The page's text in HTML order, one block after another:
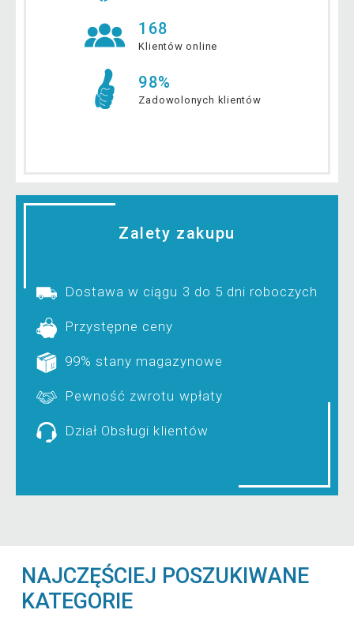
168
Klientów online
98%
Zadowolonych klientów
Zalety zakupu
Dostawa w ciągu 3 do 5 dni roboczych
Przystępne ceny
99% stany magazynowe
Pewność zwrotu wpłaty
Dział Obsługi klientów
NAJCZĘŚCIEJ POSZUKIWANE
KATEGORIE